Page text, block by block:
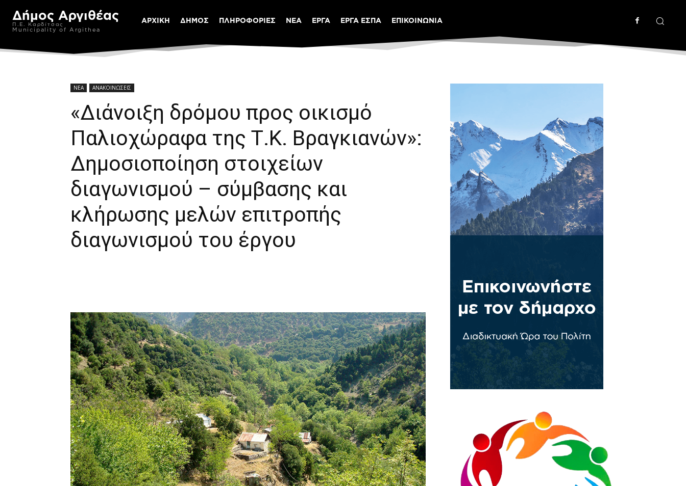
Δήμος Αργιθέας
Π.Ε. Καρδίτσας
Municipality of Argithea
ΑΡΧΙΚΗ ΔΗΜΟΣ ΠΛΗΡΟΦΟΡΙΕΣ ΝΕΑ ΕΡΓΑ ΕΡΓΑ ΕΣΠΑ ΕΠΙΚΟΙΝΩΝΙΑ
ΝΕΑ ΑΝΑΚΟΙΝΩΣΕΙΣ
«Διάνοιξη δρόμου προς οικισμό
Παλιοχώραφα της Τ.Κ. Βραγκιανών»:
Δημοσιοποίηση στοιχείων
διαγωνισμού – σύμβασης και
κλήρωσης μελών επιτροπής
διαγωνισμού του έργου